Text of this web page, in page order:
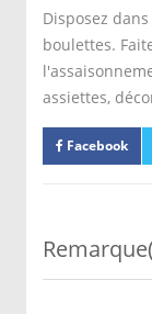
Disposez
boulettes.
assiettes,
Facebook